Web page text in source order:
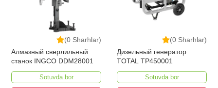
(0 Sharhlar)
Алмазный сверлильный
станок INGCO DDM28001
Sotuvda bor
(0 Sharhlar)
Дизельный генератор
TOTAL TP450001
Sotuvda bor